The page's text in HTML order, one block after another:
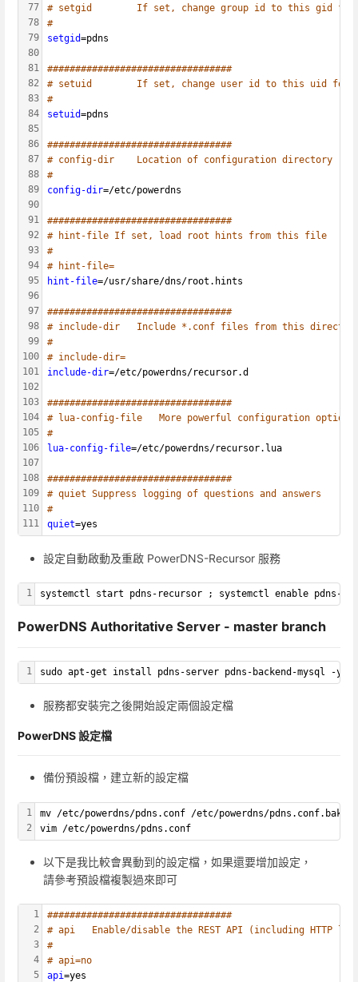
77
78
79
80
81
82
83
84
85
86
87
88
89
90
91
92
93
94
95
96
97
98
99
100
101
102
103
104
105
106
107
108
109
110
111
# setgid        If set, change group id to this gid for
#
setgid=pdns
#################################
# setuid        If set, change user id to this uid for
#
setuid=pdns
#################################
# config-dir	Location of configuration directory
#
config-dir=/etc/powerdns
#################################
# hint-file	If set, load root hints from this file
#
# hint-file=
hint-file=/usr/share/dns/root.hints
#################################
# include-dir	Include *.conf files from this
#
# include-dir=
include-dir=/etc/powerdns/recursor.d
#################################
# lua-config-file	More powerful configuration options
#
lua-config-file=/etc/powerdns/recursor.lua
#################################
# quiet	Suppress logging of questions and answers
#
quiet=yes
設定自動啟動及重啟 PowerDNS-Recursor 服務
1 systemctl start pdns-recursor ; systemctl enable pdns-
PowerDNS Authoritative Server - master branch
1 sudo apt-get install pdns-server pdns-backend-mysql -y
服務都安裝完之後開始設定兩個設定檔
PowerDNS 設定檔
備份預設檔，建立新的設定檔
1
2
mv /etc/powerdns/pdns.conf /etc/powerdns/pdns.conf.bak
vim /etc/powerdns/pdns.conf
以下是我比較會異動到的設定檔，如果還要增加設定，
請參考預設檔複製過來即可
1
2
3
4
5
#################################
# api	Enable/disable the REST API (including HTTP
#
# api=no
api=yes